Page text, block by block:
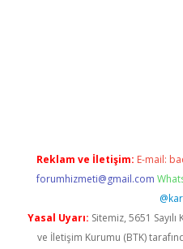
Reklam ve İletişim: E-mail:
forumhizmeti@gmail.com
Yasal Uyarı: Sitemiz, 5651
ve İletişim Kurumu (BTK)